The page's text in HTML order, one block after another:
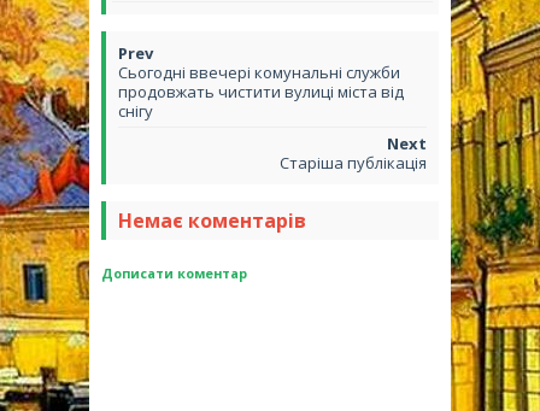
Сьогодні ввечері комунальні служби
продовжать чистити вулиці міста від
снігу
Старіша публікація
Немає коментарів
Дописати коментар